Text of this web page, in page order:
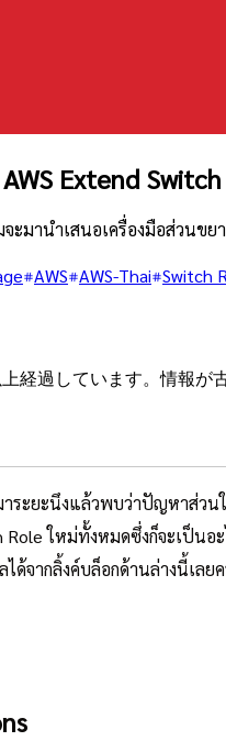
Extend
มานำเสนอเครื่องมือส่วนขย
AWS AWS-Thai Switch
経過しています。情報が
ระยะนึงแล้วพบว่าปัญหาส่วน
ใหม่ทั้งหมดซึ่งก็จะเป็นอ
จากลิ้งค์บล็อกด้านล่างนี้เลย